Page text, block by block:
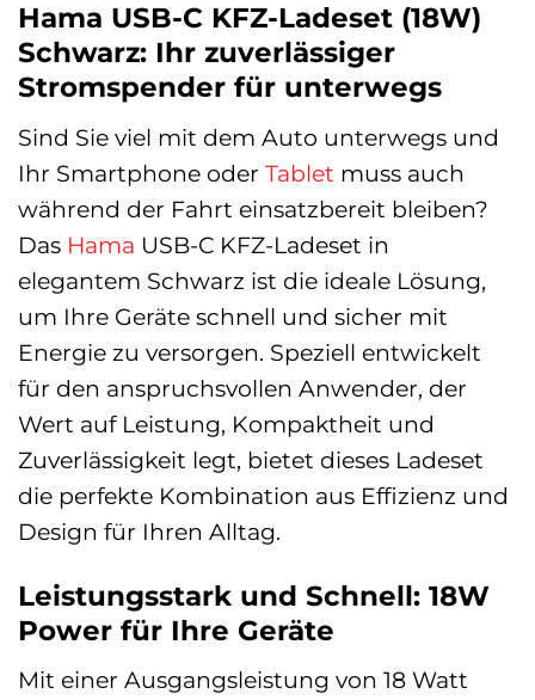
Hama USB-C KFZ-Ladeset (18W)
Schwarz: Ihr zuverlässiger
Stromspender für unterwegs
Sind Sie viel mit dem Auto unterwegs und
Ihr Smartphone oder Tablet muss auch
während der Fahrt einsatzbereit bleiben?
Das Hama USB-C KFZ-Ladeset in
elegantem Schwarz ist die ideale Lösung,
um Ihre Geräte schnell und sicher mit
Energie zu versorgen. Speziell entwickelt
für den anspruchsvollen Anwender, der
Wert auf Leistung, Kompaktheit und
Zuverlässigkeit legt, bietet dieses Ladeset
die perfekte Kombination aus Effizienz und
Design für Ihren Alltag.
Leistungsstark und Schnell: 18W
Power für Ihre Geräte
Mit einer Ausgangsleistung von 18 Watt